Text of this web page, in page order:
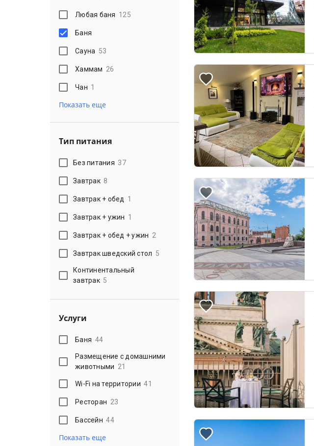
Любая баня 125
Баня
Сауна 53
Хаммам 26
Чан 1
Показать еще
Тип питания
Без питания 37
Завтрак 8
Завтрак + обед 1
Завтрак + ужин 1
Завтрак + обед + ужин 2
Завтрак шведский стол 5
Континентальный
завтрак 5
Услуги
Баня 44
Размещение с домашними
животными 21
Wi-Fi на территории 41
Ресторан 23
Бассейн 44
Показать еще